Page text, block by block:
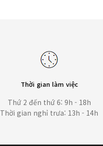
Thời gian làm việc
Thứ 2 đến thứ 6: 9h - 18h
Thời gian nghỉ trưa: 13h - 14h